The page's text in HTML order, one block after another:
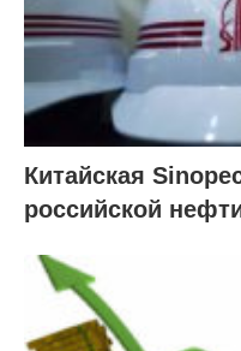
Китайская
российской